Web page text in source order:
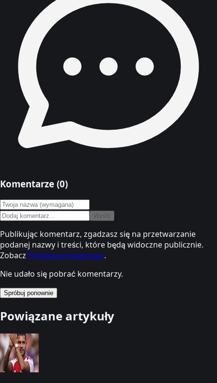
Komentarze (0)
Wyślij
Publikując komentarz, zgadzasz się na przetwarzanie
podanej nazwy i treści, które będą widoczne publicznie.
Zobacz Politykę prywatności.
Nie udało się pobrać komentarzy.
Spróbuj ponownie
Powiązane artykuły